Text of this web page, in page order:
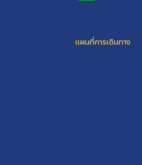
แผนที่การเดินทาง